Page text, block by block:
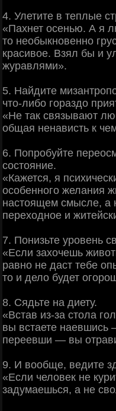
4. Улетите в теплые
«Пахнет осенью. А я
то необыкновенно
красивое. Взял бы и
журавлями».
5. Найдите
что-либо гораздо
«Не так связывают
общая ненависть к
6. Попробуйте
состояние.
«Кажется, я
особенного желания
настоящем смысле, а
переходное и
7. Понизьте уровень
«Если захочешь
равно не даст тебе
то и дело будет
8. Сядьте на диету.
«Встав из-за стола
вы встаете наевшись
переевши — вы
9. И вообще, ведите
«Если человек не
задумаешься, а не